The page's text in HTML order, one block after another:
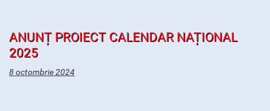
ANUNȚ PROIECT CALENDAR NAȚIONAL
2025
8 octombrie 2024